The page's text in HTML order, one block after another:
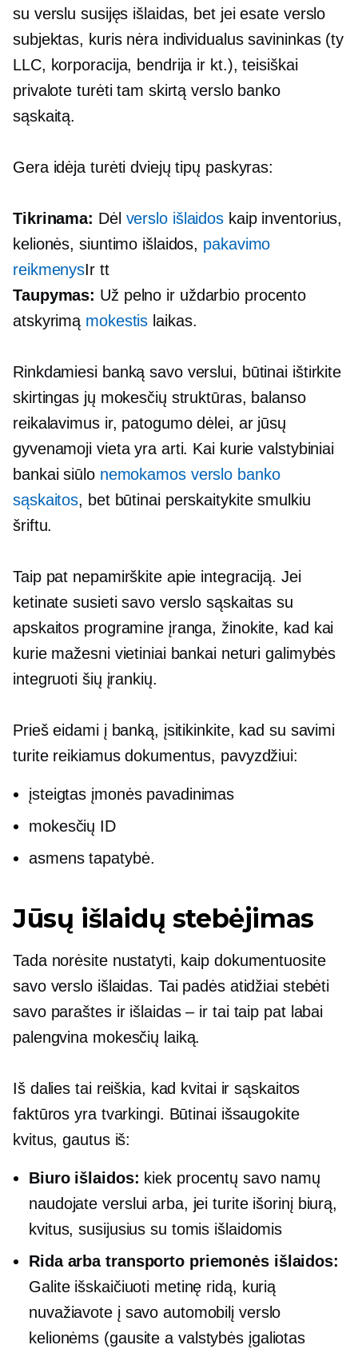
su verslu susijęs išlaidas, bet jei esate verslo
subjektas, kuris nėra individualus savininkas (ty
LLC, korporacija, bendrija ir kt.), teisiškai
privalote turėti tam skirtą verslo banko
sąskaitą.
Gera idėja turėti dviejų tipų paskyras:
Tikrinama: Dėl verslo išlaidos kaip inventorius,
kelionės, siuntimo išlaidos, pakavimo
reikmenysIr tt
Taupymas: Už pelno ir uždarbio procento
atskyrimą mokestis laikas.
Rinkdamiesi banką savo verslui, būtinai ištirkite
skirtingas jų mokesčių struktūras, balanso
reikalavimus ir, patogumo dėlei, ar jūsų
gyvenamoji vieta yra arti. Kai kurie valstybiniai
bankai siūlo nemokamos verslo banko
sąskaitos, bet būtinai perskaitykite smulkiu
šriftu.
Taip pat nepamirškite apie integraciją. Jei
ketinate susieti savo verslo sąskaitas su
apskaitos programine įranga, žinokite, kad kai
kurie mažesni vietiniai bankai neturi galimybės
integruoti šių įrankių.
Prieš eidami į banką, įsitikinkite, kad su savimi
turite reikiamus dokumentus, pavyzdžiui:
įsteigtas įmonės pavadinimas
mokesčių ID
asmens tapatybė.
Jūsų išlaidų stebėjimas
Tada norėsite nustatyti, kaip dokumentuosite
savo verslo išlaidas. Tai padės atidžiai stebėti
savo paraštes ir išlaidas – ir tai taip pat labai
palengvina mokesčių laiką.
Iš dalies tai reiškia, kad kvitai ir sąskaitos
faktūros yra tvarkingi. Būtinai išsaugokite
kvitus, gautus iš:
Biuro išlaidos: kiek procentų savo namų
naudojate verslui arba, jei turite išorinį biurą,
kvitus, susijusius su tomis išlaidomis
Rida arba transporto priemonės išlaidos:
Galite išskaičiuoti metinę ridą, kurią
nuvažiavote į savo automobilį verslo
kelionėms (gausite a valstybės įgaliotas